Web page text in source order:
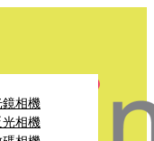
相機
相機